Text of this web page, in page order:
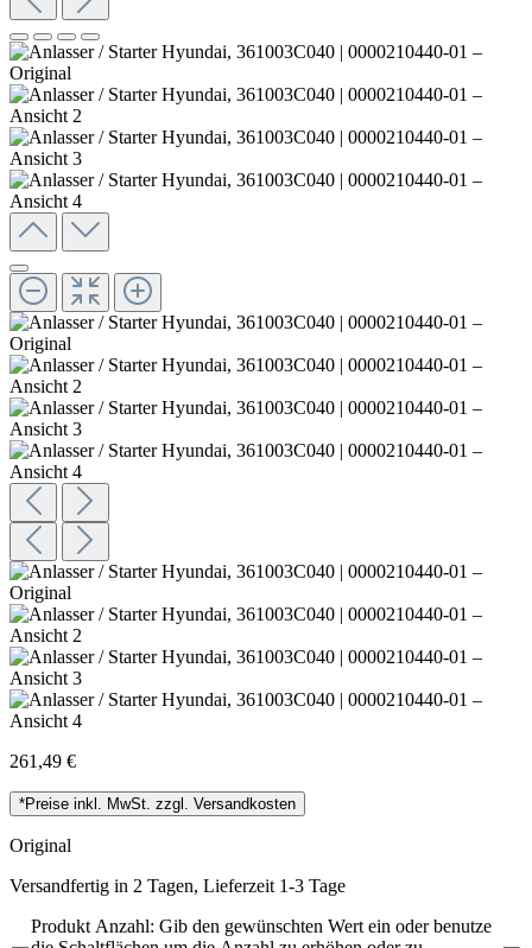
261,49 €
*Preise inkl. MwSt. zzgl. Versandkosten
Original
Versandfertig in 2 Tagen, Lieferzeit 1-3 Tage
Produkt Anzahl: Gib den gewünschten Wert ein oder benutze